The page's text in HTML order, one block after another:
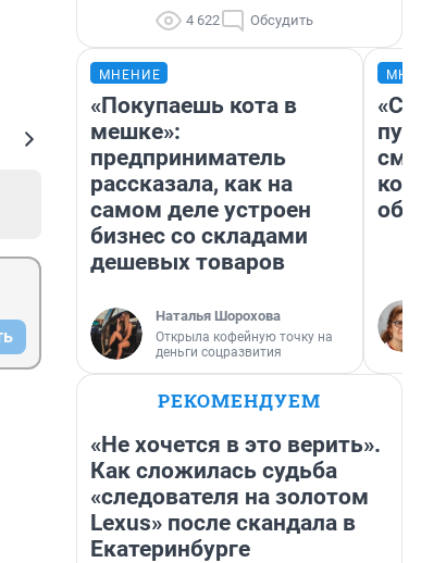
4 622 Обсудить
МНЕНИЕ
«Покупаешь кота в
мешке»:
предприниматель
рассказала, как на
самом деле устроен
бизнес со складами
дешевых товаров
Наталья Шорохова
Открыла кофейную точку на
деньги соцразвития
РЕКОМЕНДУЕМ
«Не хочется в это верить».
Как сложилась судьба
«следователя на золотом
Lexus» после скандала в
Екатеринбурге